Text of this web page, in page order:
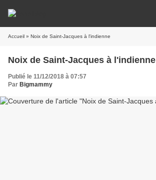
Accueil » Noix de Saint-Jacques à l'indienne
Noix de Saint-Jacques à l'indienne
Publié le 11/12/2018 à 07:57
Par Bigmammy